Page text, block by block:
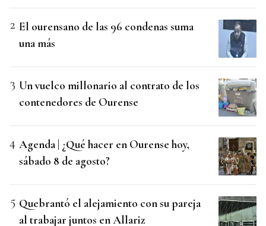
El ourensano de las 96 condenas suma
una más
Un vuelco millonario al contrato de los
contenedores de Ourense
Agenda | ¿Qué hacer en Ourense hoy,
sábado 8 de agosto?
Quebrantó el alejamiento con su pareja
al trabajar juntos en Allariz